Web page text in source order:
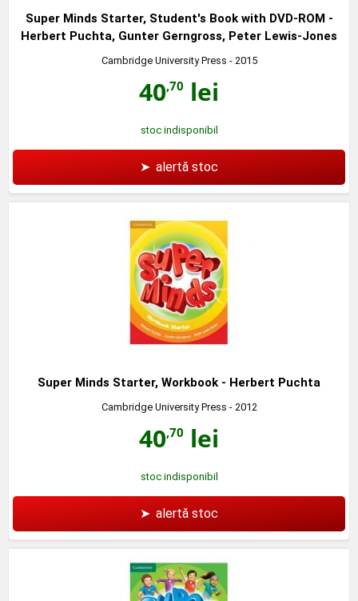
Super Minds Starter, Student's Book with DVD-ROM -
Herbert Puchta, Gunter Gerngross, Peter Lewis-Jones
Cambridge University Press - 2015
40,70 lei
stoc indisponibil
➤ alertă stoc
Super Minds Starter, Workbook - Herbert Puchta
Cambridge University Press - 2012
40,70 lei
stoc indisponibil
➤ alertă stoc